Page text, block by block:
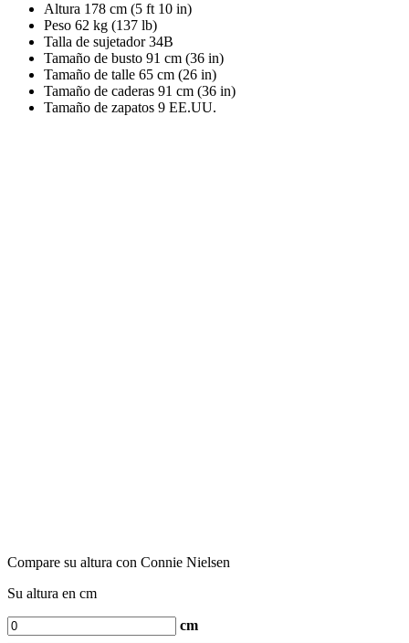
Altura 178 cm (5 ft 10 in)
Peso 62 kg (137 lb)
Talla de sujetador 34B
Tamaño de busto 91 cm (36 in)
Tamaño de talle 65 cm (26 in)
Tamaño de caderas 91 cm (36 in)
Tamaño de zapatos 9 EE.UU.
Compare su altura con Connie Nielsen
Su altura en cm
cm